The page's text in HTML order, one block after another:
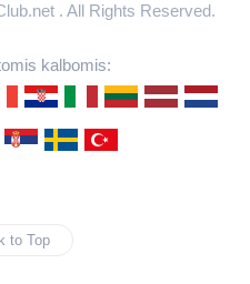
. All Rights Reserved.
kalbomis:
to Top